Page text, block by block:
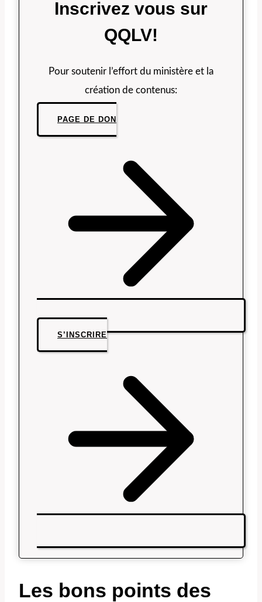
Inscrivez vous sur
QQLV!
Pour soutenir l’effort du ministère et la
création de contenus:
PAGE DE DON
S’INSCRIRE
Les bons points des